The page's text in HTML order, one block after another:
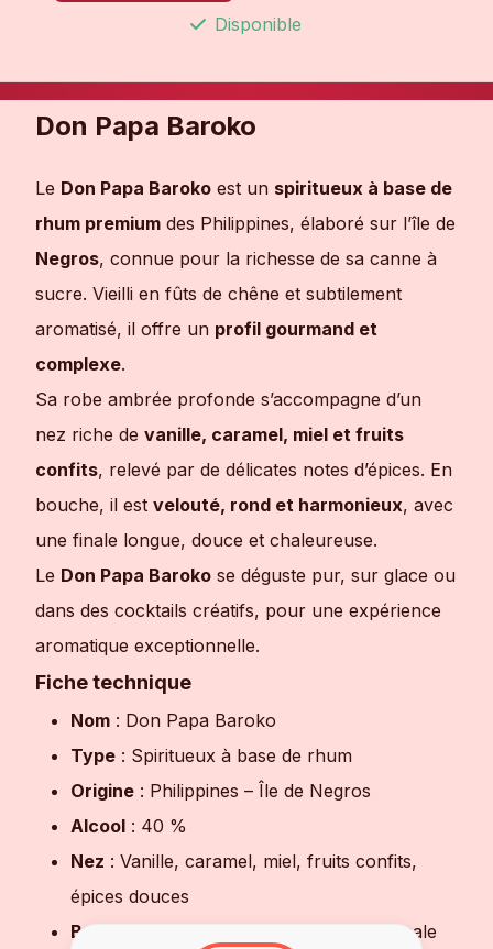
Disponible
Don Papa Baroko
Le Don Papa Baroko est un spiritueux à base de
rhum premium des Philippines, élaboré sur l’île de
Negros, connue pour la richesse de sa canne à
sucre. Vieilli en fûts de chêne et subtilement
aromatisé, il offre un profil gourmand et
complexe.
Sa robe ambrée profonde s’accompagne d’un
nez riche de vanille, caramel, miel et fruits
confits, relevé par de délicates notes d’épices. En
bouche, il est velouté, rond et harmonieux, avec
une finale longue, douce et chaleureuse.
Le Don Papa Baroko se déguste pur, sur glace ou
dans des cocktails créatifs, pour une expérience
aromatique exceptionnelle.
Fiche technique
Nom : Don Papa Baroko
Type : Spiritueux à base de rhum
Origine : Philippines – Île de Negros
Alcool : 40 %
Nez : Vanille, caramel, miel, fruits confits,
épices douces
Bouche: Ronde, veloutée, équilibrée, finale